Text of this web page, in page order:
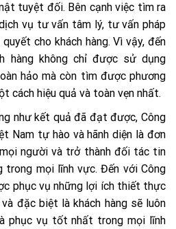
tuyệt đối. Bên cạnh việc tìm ra
vụ tư vấn tâm lý, tư vấn pháp
cho khách hàng. Vì vậy, đến
hàng không chỉ được sử dụng
hảo mà còn tìm được phương
cách hiệu quả và toàn vẹn nhất.
như kết quả đã đạt được, Công
Nam tự hào và hãnh diện là đơn
người và trở thành đối tác tin
trong mọi lĩnh vực. Đến với Công
phục vụ những lợi ích thiết thực
đặc biệt là khách hàng sẽ luôn
phục vụ tốt nhất trong mọi lĩnh